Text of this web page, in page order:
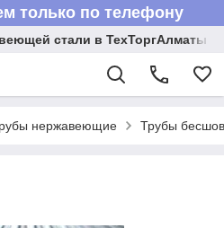
только по телефону
стали в ТехТоргАлматы
нержавеющие Трубы